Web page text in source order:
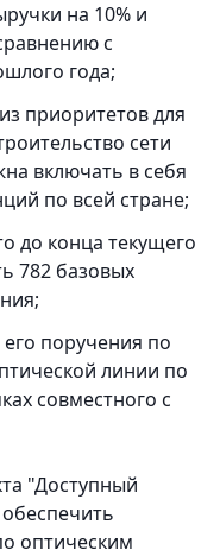
на 10% и
с
года;
приоритетов для
сети
включать в себя
по всей стране;
до конца текущего
782 базовых
поручения по
линии по
совместного с
"Доступный
оптическим